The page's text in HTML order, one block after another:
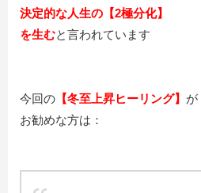
決定的な人生の【2極分化】
を生むと言われています
今回の 【冬至上昇ヒーリング】 が
お勧めな方は：